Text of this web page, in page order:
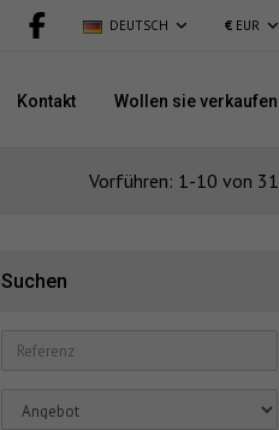
DEUTSCH € EUR
Kontakt Wollen sie verkaufen
Vorführen: 1-10 von 31
Suchen